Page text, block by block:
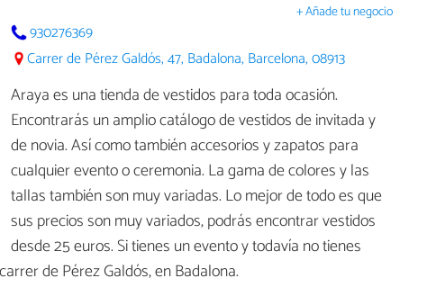
+ Añade tu negocio
930276369
Carrer de Pérez Galdós, 47, Badalona, Barcelona, 08913
Araya es una tienda de vestidos para toda ocasión.
Encontrarás un amplio catálogo de vestidos de invitada y
de novia. Así como también accesorios y zapatos para
cualquier evento o ceremonia. La gama de colores y las
tallas también son muy variadas. Lo mejor de todo es que
sus precios son muy variados, podrás encontrar vestidos
desde 25 euros. Si tienes un evento y todavía no tienes
de Pérez Galdós, en Badalona.